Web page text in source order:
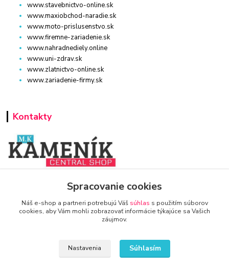
www.stavebnictvo-online.sk
www.maxiobchod-naradie.sk
www.moto-prislusenstvo.sk
www.firemne-zariadenie.sk
www.nahradnediely.online
www.uni-zdrav.sk
www.zlatnictvo-online.sk
www.zariadenie-firmy.sk
Kontakty
www.zariadenie-firmy.sk
+421 940 949 000
Spracovanie cookies
Náš e-shop a partneri potrebujú Váš súhlas s použitím súborov
cookies, aby Vám mohli zobrazovať informácie týkajúce sa Vašich
záujmov.
Nastavenia Súhlasím